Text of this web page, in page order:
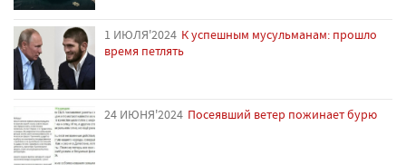
1 ИЮЛЯ'2024 К успешным мусульманам: прошло
время петлять
24 ИЮНЯ'2024 Посеявший ветер пожинает бурю